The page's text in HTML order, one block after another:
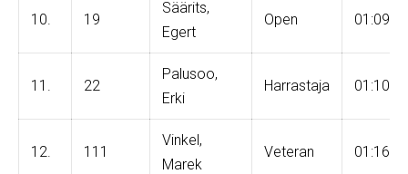
10. 19
Säärits,
Egert
Open
11. 22
Palusoo,
Erki
Harrastaja
12. 111
Vinkel,
Marek
Veteran